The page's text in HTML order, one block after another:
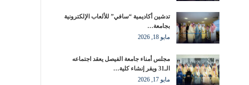
تدشين أكاديمية “سافي” للألعاب الإلكترونية
بجامعة…
مايو 18, 2026
مجلس أمناء جامعة الفيصل يعقد اجتماعه
الـ31 ويقر إنشاء كلية…
مايو 17, 2026